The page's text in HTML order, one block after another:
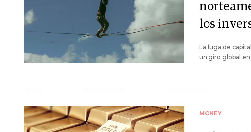
los
La fuga de
un giro global
MONEY